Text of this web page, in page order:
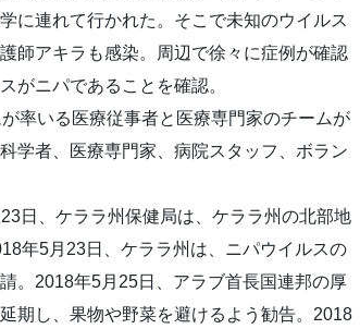
に連れて行かれた。そこで未知のウイルス
師アキラも感染。周辺で徐々に症例が確認
がニパであることを確認。
率いる医療従事者と医療専門家のチームが
学者、医療専門家、病院スタッフ、ボラン
日、ケララ州保健局は、ケララ州の北部地
年5月23日、ケララ州は、ニパウイルスの
。2018年5月25日、アラブ首長国連邦の厚
期し、果物や野菜を避けるよう勧告。2018